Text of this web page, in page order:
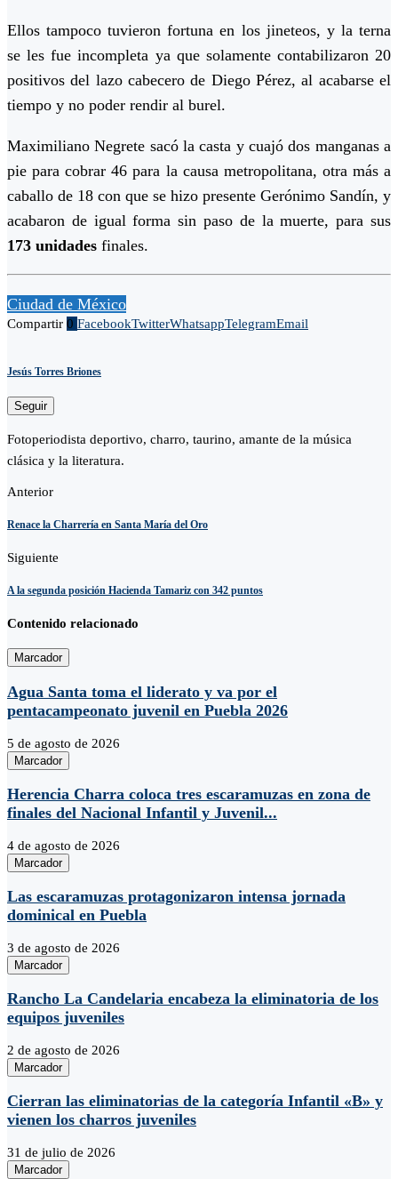
Ellos tampoco tuvieron fortuna en los jineteos, y la terna
se les fue incompleta ya que solamente contabilizaron 20
positivos del lazo cabecero de Diego Pérez, al acabarse el
tiempo y no poder rendir al burel.
Maximiliano Negrete sacó la casta y cuajó dos manganas a
pie para cobrar 46 para la causa metropolitana, otra más a
caballo de 18 con que se hizo presente Gerónimo Sandín, y
acabaron de igual forma sin paso de la muerte, para sus
173 unidades finales.
Ciudad de México
Compartir 0 FacebookTwitterWhatsappTelegramEmail
Jesús Torres Briones
Seguir
Fotoperiodista deportivo, charro, taurino, amante de la música
clásica y la literatura.
Anterior
Renace la Charrería en Santa María del Oro
Siguiente
A la segunda posición Hacienda Tamariz con 342 puntos
Contenido relacionado
Marcador
Agua Santa toma el liderato y va por el
pentacampeonato juvenil en Puebla 2026
5 de agosto de 2026
Marcador
Herencia Charra coloca tres escaramuzas en zona de
finales del Nacional Infantil y Juvenil...
4 de agosto de 2026
Marcador
Las escaramuzas protagonizaron intensa jornada
dominical en Puebla
3 de agosto de 2026
Marcador
Rancho La Candelaria encabeza la eliminatoria de los
equipos juveniles
2 de agosto de 2026
Marcador
Cierran las eliminatorias de la categoría Infantil «B» y
vienen los charros juveniles
31 de julio de 2026
Marcador